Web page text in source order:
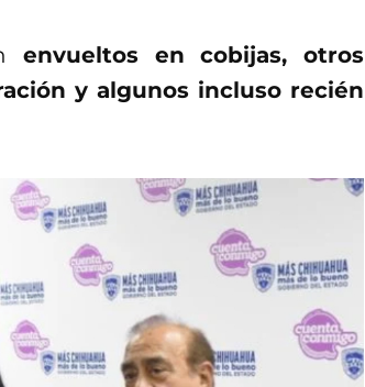
envueltos en cobijas, otros
y algunos incluso recién